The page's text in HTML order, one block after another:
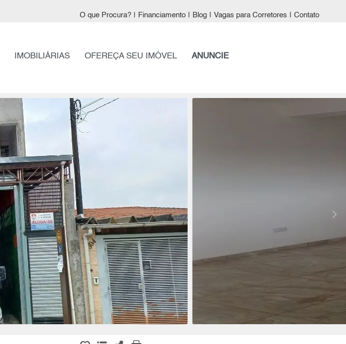
O que Procura? Financiamento Blog Vagas para Corretores Contato
IMOBILIÁRIAS OFEREÇA SEU IMÓVEL ANUNCIE